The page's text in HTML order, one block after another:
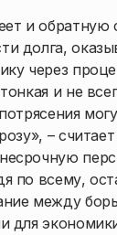
и обратную
долга,
через
и не
–
по всему,
между
для